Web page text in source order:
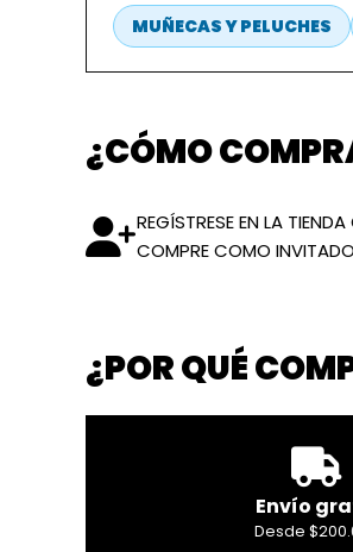
MUÑECAS Y PELUCHES
¿CÓMO
REGÍSTRESE EN LA TIENDA
COMPRE COMO INVITADO
¿POR QUÉ
Envío
Desde